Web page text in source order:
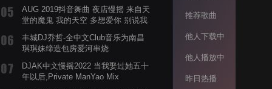
AUG 2019抖音舞曲 夜店慢摇 来自天
堂的魔鬼 我的天空 多想爱你 别说我
丰城DJ乔哲-全中文Club音乐为南昌
琪琪妹缔造包房爱河串烧
DJAK中文慢摇2022 当我娶过她五十
年以后,Private ManYao Mix
推荐歌曲
他人下载中
他人播放中
昨日热播